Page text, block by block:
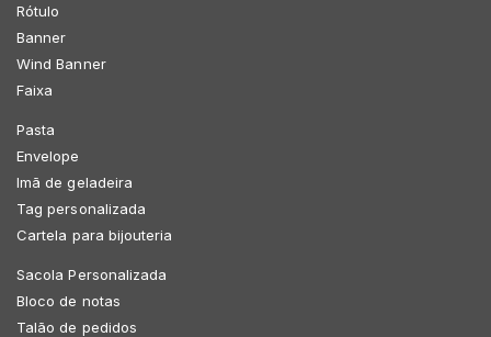
Rótulo
Banner
Wind Banner
Faixa
Pasta
Envelope
Imã de geladeira
Tag personalizada
Cartela para bijouteria
Sacola Personalizada
Bloco de notas
Talão de pedidos